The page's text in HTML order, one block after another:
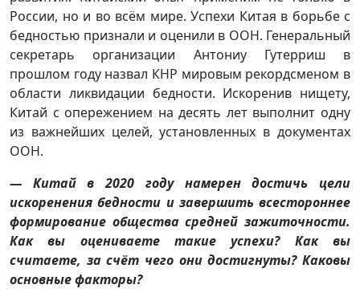
России, но и во всём мире. Успехи Китая в борьбе с
бедностью признали и оценили в ООН. Генеральный
секретарь организации Антониу Гутерриш в
прошлом году назвал КНР мировым рекордсменом в
области ликвидации бедности. Искоренив нищету,
Китай с опережением на десять лет выполнит одну
из важнейших целей, установленных в документах
ООН.
— Китай в 2020 году намерен достичь цели
искоренения бедности и завершить всестороннее
формирование общества средней зажиточности.
Как вы оцениваете такие успехи? Как вы
считаете, за счёт чего они достигнуты? Каковы
основные факторы?